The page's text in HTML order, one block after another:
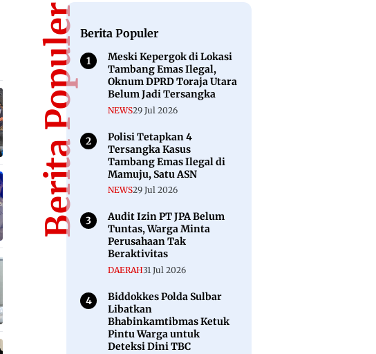
Berita PopulerBerita Populer
Meski Kepergok di Lokasi
Tambang Emas Ilegal,
Oknum DPRD Toraja Utara
Belum Jadi Tersangka
NEWS29 Jul 2026
Polisi Tetapkan 4
Tersangka Kasus
Tambang Emas Ilegal di
Mamuju, Satu ASN
NEWS29 Jul 2026
Audit Izin PT JPA Belum
Tuntas, Warga Minta
Perusahaan Tak
Beraktivitas
DAERAH31 Jul 2026
Biddokkes Polda Sulbar
Libatkan
Bhabinkamtibmas Ketuk
Pintu Warga untuk
Deteksi Dini TBC